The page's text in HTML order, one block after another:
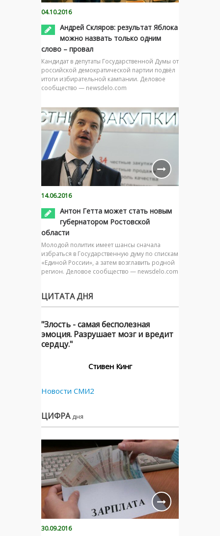
04.10.2016
Андрей Скляров: результат Яблока
можно назвать только одним
слово – провал
Кандидат в депутаты Государственной Думы от
российской демократической партии подвёл
итоги избирательной кампании. Деловое
сообщество — newsdelo.com
14.06.2016
Антон Гетта может стать новым
губернатором Ростовской
области
Молодой политик имеет шансы сначала
избраться в Государственную думу по спискам
«Единой России», а затем возглавить родной
регион. Деловое сообщество — newsdelo.com
ЦИТАТА ДНЯ
"Злость - самая бесполезная
эмоция. Разрушает мозг и вредит
сердцу."
Стивен Кинг
Новости СМИ2
ЦИФРА дня
30.09.2016